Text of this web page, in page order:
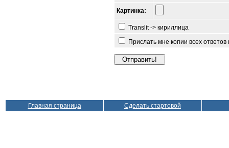
Картинка:
Translit -> кириллица
Прислать мне копии всех
Главная страница Сделать стартовой